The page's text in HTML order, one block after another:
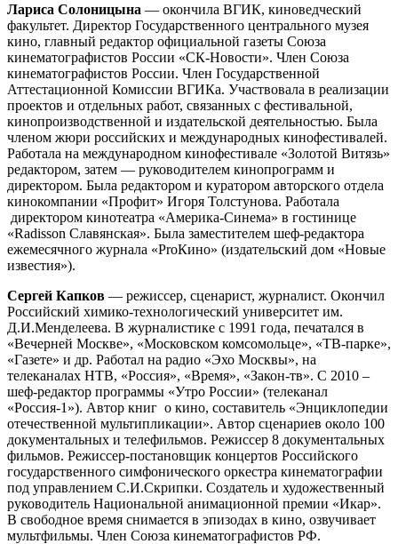
Лариса Солоницына — окончила ВГИК, киноведческий
факультет. Директор Государственного центрального музея
кино, главный редактор официальной газеты Союза
кинематографистов России «СК-Новости». Член Союза
кинематографистов России. Член Государственной
Аттестационной Комиссии ВГИКа. Участвовала в реализации
проектов и отдельных работ, связанных с фестивальной,
кинопроизводственной и издательской деятельностью. Была
членом жюри российских и международных кинофестивалей.
Работала на международном кинофестивале «Золотой Витязь»
редактором, затем — руководителем кинопрограмм и
директором. Была редактором и куратором авторского отдела
кинокомпании «Профит» Игоря Толстунова. Работала
директором кинотеатра «Америка-Синема» в гостинице
«Radisson Славянская». Была заместителем шеф-редактора
ежемесячного журнала «ProКино» (издательский дом «Новые
известия»).
Сергей Капков — режиссер, сценарист, журналист. Окончил
Российский химико-технологический университет им.
Д.И.Менделеева. В журналистике с 1991 года, печатался в
«Вечерней Москве», «Московском комсомольце», «ТВ-парке»,
«Газете» и др. Работал на радио «Эхо Москвы», на
телеканалах НТВ, «Россия», «Время», «Закон-тв». С 2010 –
шеф-редактор программы «Утро России» (телеканал
«Россия-1»). Автор книг о кино, составитель «Энциклопедии
отечественной мультипликации». Автор сценариев около 100
документальных и телефильмов. Режиссер 8 документальных
фильмов. Режиссер-постановщик концертов Российского
государственного симфонического оркестра кинематографии
под управлением С.И.Скрипки. Создатель и художественный
руководитель Национальной анимационной премии «Икар».
В свободное время снимается в эпизодах в кино, озвучивает
мультфильмы. Член Союза кинематографистов РФ.